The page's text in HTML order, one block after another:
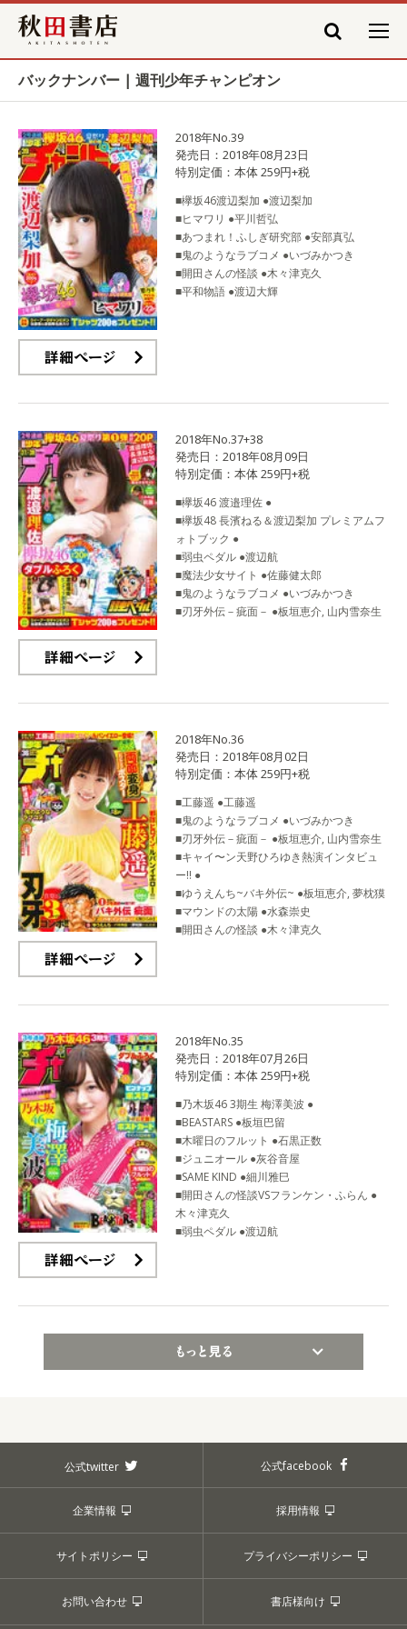
秋田書店
バックナンバー | 週刊少年チャンピオン
2018年No.39
発売日：2018年08月23日
特別定価：本体 259円+税
■欅坂46渡辺梨加 ●渡辺梨加
■ヒマワリ ●平川哲弘
■あつまれ！ふしぎ研究部 ●安部真弘
■鬼のようなラブコメ ●いづみかつき
■開田さんの怪談 ●木々津克久
■平和物語 ●渡辺大輝
2018年No.37+38
発売日：2018年08月09日
特別定価：本体 259円+税
■欅坂46 渡邉理佐 ●
■欅坂48 長濱ねる＆渡辺梨加 プレミアムフ
ォトブック ●
■弱虫ペダル ●渡辺航
■魔法少女サイト ●佐藤健太郎
■鬼のようなラブコメ ●いづみかつき
■刃牙外伝－疵面－ ●板垣恵介, 山内雪奈生
2018年No.36
発売日：2018年08月02日
特別定価：本体 259円+税
■工藤遥 ●工藤遥
■鬼のようなラブコメ ●いづみかつき
■刃牙外伝－疵面－ ●板垣恵介, 山内雪奈生
■キャイ〜ン天野ひろゆき熱演インタビュ
ー!! ●
■ゆうえんち~バキ外伝~ ●板垣恵介, 夢枕獏
■マウンドの太陽 ●水森崇史
■開田さんの怪談 ●木々津克久
2018年No.35
発売日：2018年07月26日
特別定価：本体 259円+税
■乃木坂46 3期生 梅澤美波 ●
■BEASTARS ●板垣巴留
■木曜日のフルット ●石黒正数
■ジュニオール ●灰谷音屋
■SAME KIND ●細川雅巳
■開田さんの怪談VSフランケン・ふらん ●
木々津克久
■弱虫ペダル ●渡辺航
公式twitter 公式facebook
企業情報 採用情報
サイトポリシー プライバシーポリシー
お問い合わせ 書店様向け